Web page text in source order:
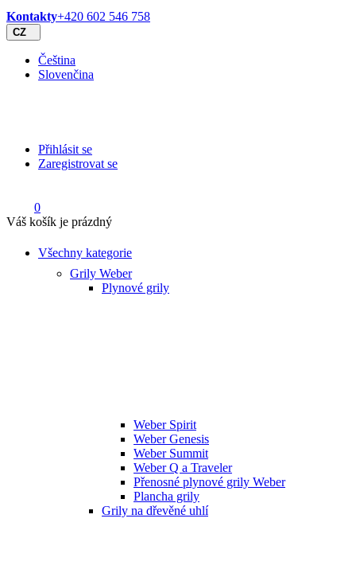
Kontakty+420 602 546 758
CZ
Čeština
Slovenčina
Přihlásit se
Zaregistrovat se
0
Váš košík je prázdný
Všechny kategorie
Grily Weber
Plynové grily
Weber Spirit
Weber Genesis
Weber Summit
Weber Q a Traveler
Přenosné plynové grily Weber
Plancha grily
Grily na dřevěné uhlí